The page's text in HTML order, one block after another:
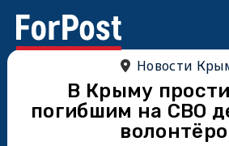
Новости
В Крыму
погибшим на СВО